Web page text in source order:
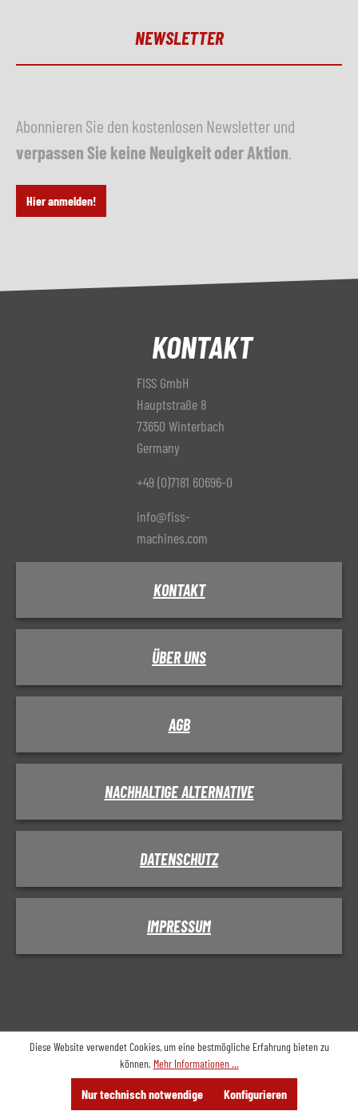
Beratung Suche
Anbieten
NEWSLETTER
Abonnieren Sie den kostenlosen Newsletter und
verpassen Sie keine Neuigkeit oder Aktion
Hier anmelden!
KONTAKT
FISS GmbH
Hauptstraße 8
73650 Winterbach
Germany
+49 (0)7181 60696-0
info@fiss-
machines.com
KONTAKT
ÜBER UNS
AGB
NACHHALTIGE ALTERNATIVE
DATENSCHUTZ
IMPRESSUM
Diese Website verwendet Cookies, um eine bestmögliche Erfahrung bieten zu
können. Mehr Informationen ...
Nur technisch notwendige Konfigurieren